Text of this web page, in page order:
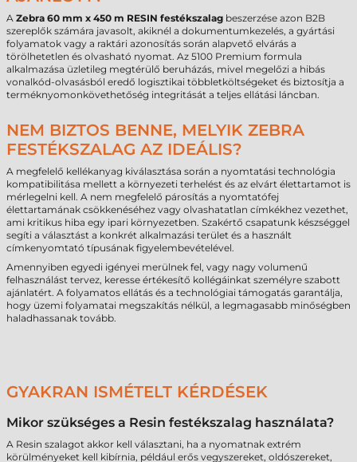
A Zebra 60 mm x 450 m RESIN festékszalag beszerzése azon B2B
szereplők számára javasolt, akiknél a dokumentumkezelés, a gyártási
folyamatok vagy a raktári azonosítás során alapvető elvárás a
törölhetetlen és olvasható nyomat. Az 5100 Premium formula
alkalmazása üzletileg megtérülő beruházás, mivel megelőzi a hibás
vonalkód-olvasásból eredő logisztikai többletköltségeket és biztosítja a
terméknyomonkövethetőség integritását a teljes ellátási láncban.
NEM BIZTOS BENNE, MELYIK ZEBRA
FESTÉKSZALAG AZ IDEÁLIS?
A megfelelő kellékanyag kiválasztása során a nyomtatási technológia
kompatibilitása mellett a környezeti terhelést és az elvárt élettartamot is
mérlegelni kell. A nem megfelelő párosítás a nyomtatófej
élettartamának csökkenéséhez vagy olvashatatlan címkékhez vezethet,
ami kritikus hiba egy ipari környezetben. Szakértő csapatunk készséggel
segíti a választást a konkrét alkalmazási terület és a használt
címkenyomtató típusának figyelembevételével.
Amennyiben egyedi igényei merülnek fel, vagy nagy volumenű
felhasználást tervez, keresse értékesítő kollégáinkat személyre szabott
ajánlatért. A folyamatos ellátás és a technológiai támogatás garantálja,
hogy üzemi folyamatai megszakítás nélkül, a legmagasabb minőségben
haladhassanak tovább.
GYAKRAN ISMÉTELT KÉRDÉSEK
Mikor szükséges a Resin festékszalag használata?
A Resin szalagot akkor kell választani, ha a nyomatnak extrém
körülményeket kell kibírnia, például erős vegyszereket, oldószereket,